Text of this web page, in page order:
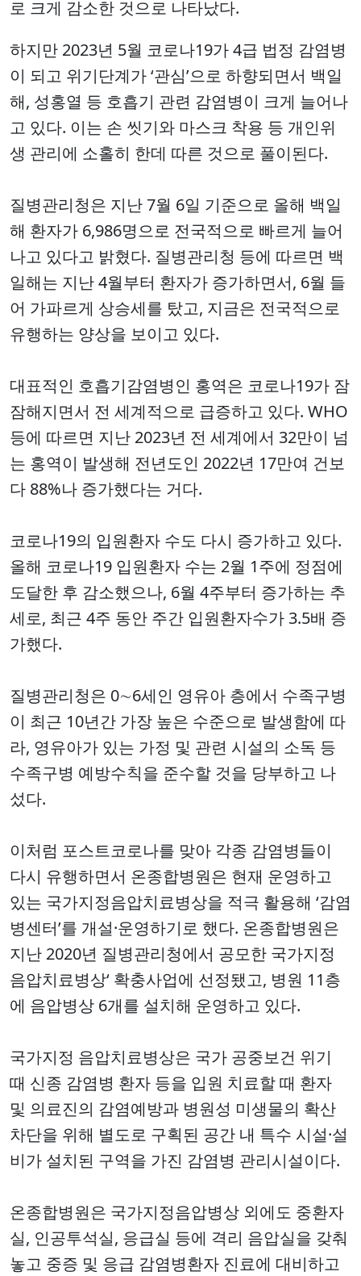
로 크게 감소한 것으로 나타났다.
하지만 2023년 5월 코로나19가 4급 법정 감염병
이 되고 위기단계가 ‘관심’으로 하향되면서 백일
해, 성홍열 등 호흡기 관련 감염병이 크게 늘어나
고 있다. 이는 손 씻기와 마스크 착용 등 개인위
생 관리에 소홀히 한데 따른 것으로 풀이된다.
질병관리청은 지난 7월 6일 기준으로 올해 백일
해 환자가 6,986명으로 전국적으로 빠르게 늘어
나고 있다고 밝혔다. 질병관리청 등에 따르면 백
일해는 지난 4월부터 환자가 증가하면서, 6월 들
어 가파르게 상승세를 탔고, 지금은 전국적으로
유행하는 양상을 보이고 있다.
대표적인 호흡기감염병인 홍역은 코로나19가 잠
잠해지면서 전 세계적으로 급증하고 있다. WHO
등에 따르면 지난 2023년 전 세계에서 32만이 넘
는 홍역이 발생해 전년도인 2022년 17만여 건보
다 88%나 증가했다는 거다.
코로나19의 입원환자 수도 다시 증가하고 있다.
올해 코로나19 입원환자 수는 2월 1주에 정점에
도달한 후 감소했으나, 6월 4주부터 증가하는 추
세로, 최근 4주 동안 주간 입원환자수가 3.5배 증
가했다.
질병관리청은 0∼6세인 영유아 층에서 수족구병
이 최근 10년간 가장 높은 수준으로 발생함에 따
라, 영유아가 있는 가정 및 관련 시설의 소독 등
수족구병 예방수칙을 준수할 것을 당부하고 나
섰다.
이처럼 포스트코로나를 맞아 각종 감염병들이
다시 유행하면서 온종합병원은 현재 운영하고
있는 국가지정음압치료병상을 적극 활용해 ‘감염
병센터’를 개설·운영하기로 했다. 온종합병원은
지난 2020년 질병관리청에서 공모한 국가지정
음압치료병상‘ 확충사업에 선정됐고, 병원 11층
에 음압병상 6개를 설치해 운영하고 있다.
국가지정 음압치료병상은 국가 공중보건 위기
때 신종 감염병 환자 등을 입원 치료할 때 환자
및 의료진의 감염예방과 병원성 미생물의 확산
차단을 위해 별도로 구획된 공간 내 특수 시설·설
비가 설치된 구역을 가진 감염병 관리시설이다.
온종합병원은 국가지정음압병상 외에도 중환자
실, 인공투석실, 응급실 등에 격리 음압실을 갖춰
놓고 중증 및 응급 감염병환자 진료에 대비하고